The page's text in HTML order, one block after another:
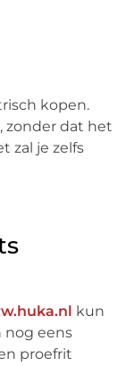
kopen.
zonder dat het
zal je zelfs
kun
nog eens
proefrit